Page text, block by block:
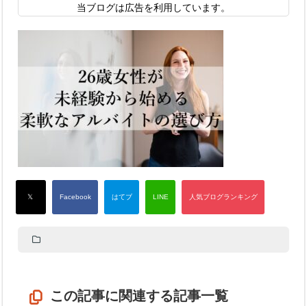
当ブログは広告を利用しています。
この記事に関連する記事一覧